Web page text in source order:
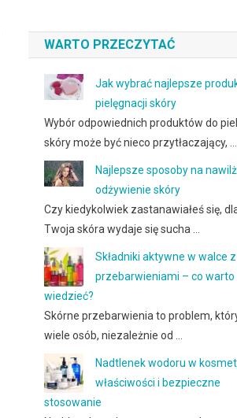
WARTO PRZECZYTAĆ
Jak wybrać najlepsze
pielęgnacji skóry
Wybór odpowiednich produktów do
skóry może być nieco przytłaczający, …
Najlepsze sposoby na
odżywienie skóry
Czy kiedykolwiek zastanawiałeś się,
Twoja skóra wydaje się sucha …
Składniki aktywne w walce z
przebarwieniami – co warto
wiedzieć?
Skórne przebarwienia to problem,
wiele osób, niezależnie od …
Nadtlenek wodoru w
właściwości i bezpieczne
stosowanie